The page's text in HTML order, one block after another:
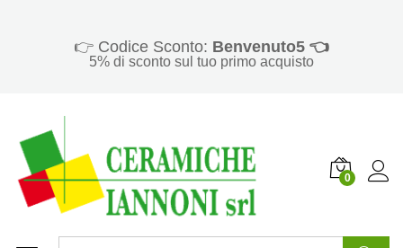
👉 Codice Sconto: Benvenuto5 👈
5% di sconto sul tuo primo acquisto
0